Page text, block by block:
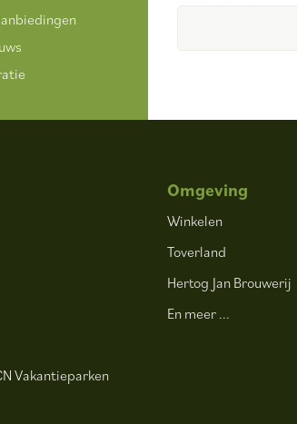
Vakantieparken
Omgeving
Winkelen
Toverland
Hertog Jan Brouwerij
En meer ...